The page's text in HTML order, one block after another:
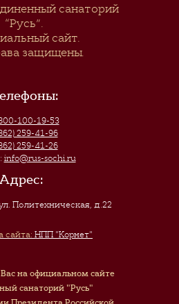
санаторий
“Русь”.
сайт.
защищены.
100-19-53
259-41-96
259-41-26
info@rus-sochi.ru
Политехническая, д.22
сайта: НПП "Корнет"
на официальном сайте
санаторий "Русь"